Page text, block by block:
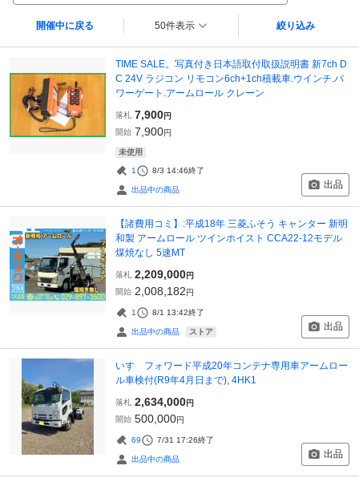
開催中に戻る 50件表示 絞り込み
TIME SALE。写真付き日本語取付取扱説明書 新7ch D
C 24V ラジコン リモコン6ch+1ch積載車.ウインチ.パ
ワーゲート.アームロール クレーン
落札 7,900円
開始 7,900円
未使用
1 8/3 14:46終了
出品中の商品 出品
【諸費用コミ】:平成18年 三菱ふそう キャンター 新明
和製 アームロール ツインホイスト CCA22-12モデル
煤焼なし 5速MT
落札 2,209,000円
開始 2,008,182円
1 8/1 13:42終了
出品中の商品 ストア 出品
いすゞフォワード平成20年コンテナ専用車アームロー
ル車検付(R9年4月日まで), 4HK1
落札 2,634,000円
開始 500,000円
69 7/31 17:26終了
出品中の商品 出品